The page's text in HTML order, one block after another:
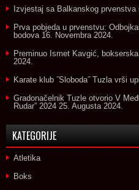
Izvjestaj sa Balkanskog prvenstva
Prva pobjeda u prvenstvu:
bodova 16. Novembra 2024.
Preminuo Ismet Kavgić,
2024.
Karate klub ˝Sloboda˝ Tuzla vrši
Gradonačelnik Tuzle otvorio V
Rudar” 2024 25. Augusta 2024.
KATEGORIJE
Atletika
Boks